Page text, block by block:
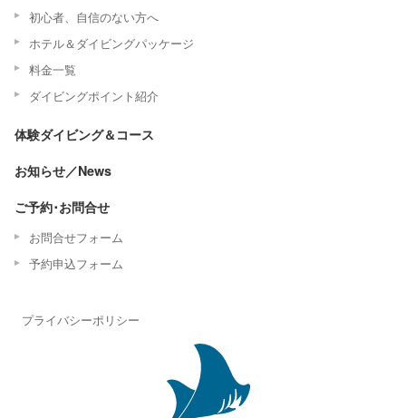
初心者、自信のない方へ
ホテル＆ダイビングパッケージ
料金一覧
ダイビングポイント紹介
体験ダイビング＆コース
お知らせ／News
ご予約･お問合せ
お問合せフォーム
予約申込フォーム
プライバシーポリシー